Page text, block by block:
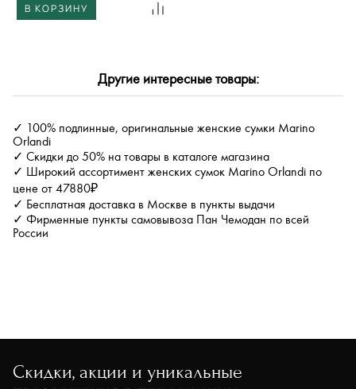
В КОРЗИНУ
Другие интересные товары:
✓ 100% подлинные, оригинальные женские сумки Marino
Orlandi
✓ Скидки до 50% на товары в каталоге магазина
✓ Широкий ассортимент женских сумок Marino Orlandi по
цене от 47880₽
✓ Бесплатная доставка в Москве в пункты выдачи
✓ Фирменные пункты самовывоза Пан Чемодан по всей
России
Скидки, акции и уникальные